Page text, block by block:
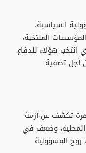
السياسية،
المنتخبة،
هؤلاء للدفاع
أجل تصفية
تكشف عن أزمة
وضعف في
روح المسؤولية